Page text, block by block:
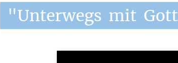
"Unterwegs mit